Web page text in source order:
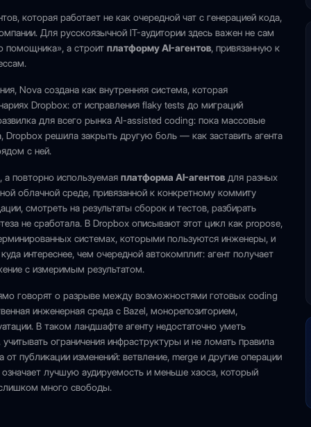
которая работает не как очередной чат с генерацией кода,
Для русскоязычной IT-аудитории здесь важен не сам
помощника», а строит платформу AI-агентов, привязанную к
Nova создана как внутренняя система, которая
Dropbox: от исправления flaky tests до миграций
для всего рынка AI-assisted coding: пока массовые
решила закрыть другую боль — как заставить агента
с ней.
а повторно используемая платформа AI-агентов для разных
облачной среде, привязанной к конкретному коммиту
смотреть на результаты сборок и тестов, разбирать
не сработала. В Dropbox описывают этот цикл как propose,
системах, которыми пользуются инженеры, и
интереснее, чем очередной автокомплит: агент получает
с измеримым результатом.
говорят о разрыве между возможностями готовых coding
инженерная среда с Bazel, монорепозиторием,
В таком ландшафте агенту недостаточно уметь
ограничения инфраструктуры и не ломать правила
публикации изменений: ветвление, merge и другие операции
лучшую аудируемость и меньше хаоса, который
много свободы.